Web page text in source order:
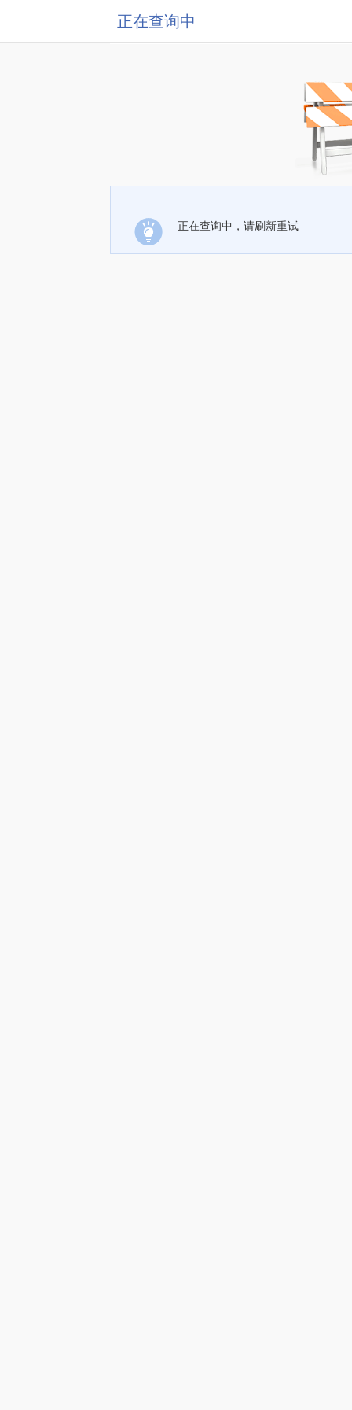
正在查询中
正在查询中，请刷新重试